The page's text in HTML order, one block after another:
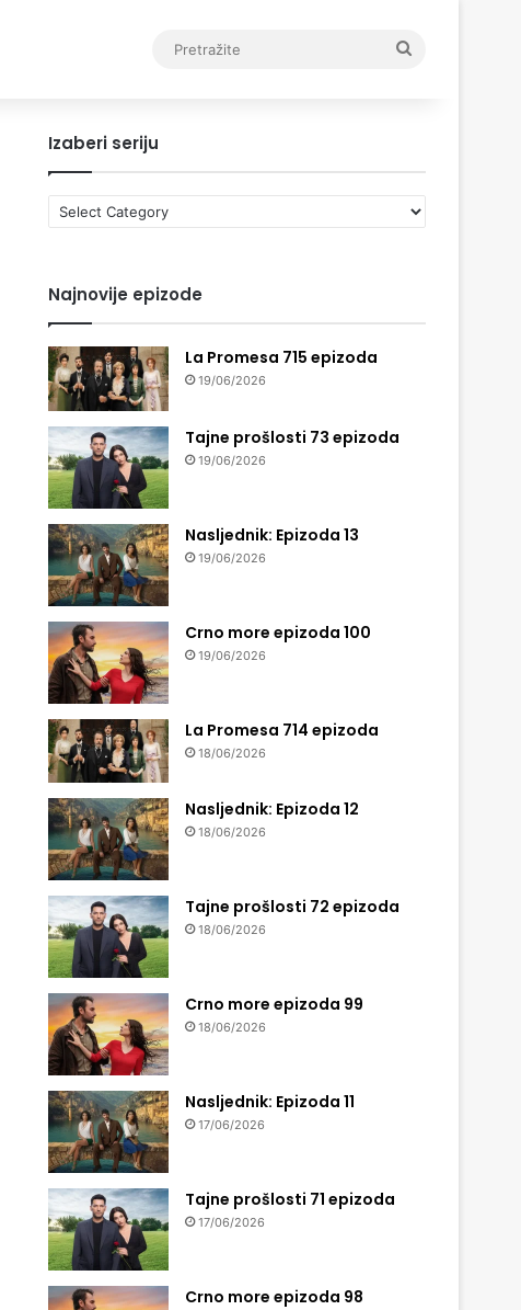
Izaberi seriju
Izaberi
seriju
Najnovije epizode
La Promesa 715 epizoda
19/06/2026
Tajne prošlosti 73 epizoda
19/06/2026
Nasljednik: Epizoda 13
19/06/2026
Crno more epizoda 100
19/06/2026
La Promesa 714 epizoda
18/06/2026
Nasljednik: Epizoda 12
18/06/2026
Tajne prošlosti 72 epizoda
18/06/2026
Crno more epizoda 99
18/06/2026
Nasljednik: Epizoda 11
17/06/2026
Tajne prošlosti 71 epizoda
17/06/2026
Crno more epizoda 98